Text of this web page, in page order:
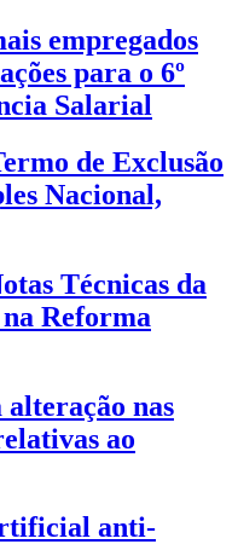
empregados
para o 6º
Salarial
de Exclusão
Nacional,
Técnicas da
Reforma
nas
ao
anti-